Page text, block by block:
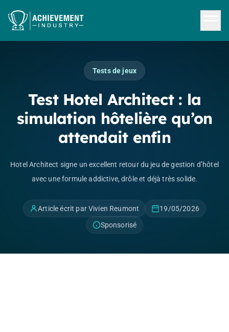
Tests de jeux
Test Hotel Architect : la
simulation hôtelière qu’on
attendait enfin
Hotel Architect signe un excellent retour du jeu de gestion d’hôtel
avec une formule addictive, drôle et déjà très solide.
Article écrit par Vivien Reumont
19/05/2026
Sponsorisé